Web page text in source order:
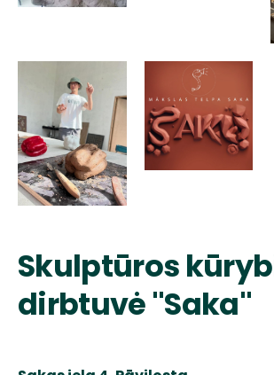
Skulptūros
dirbtuvė "Saka"